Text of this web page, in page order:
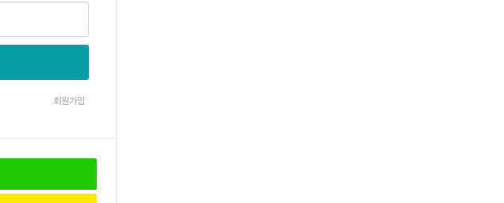
회원가입